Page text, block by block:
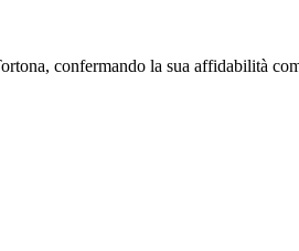
confermando la sua affidabilità